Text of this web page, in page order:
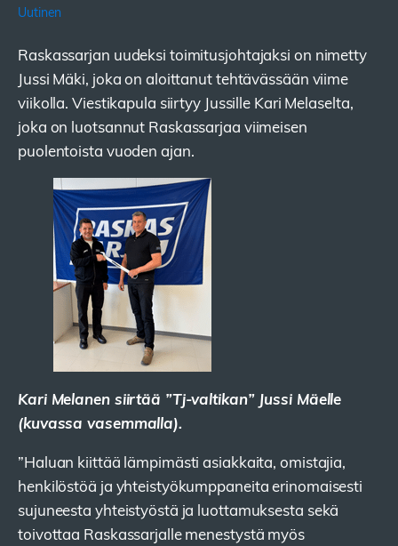
Uutinen
Raskassarjan uudeksi toimitusjohtajaksi on nimetty
Jussi Mäki, joka on aloittanut tehtävässään viime
viikolla. Viestikapula siirtyy Jussille Kari Melaselta,
joka on luotsannut Raskassarjaa viimeisen
puolentoista vuoden ajan.
Kari Melanen siirtää ”Tj-valtikan” Jussi Mäelle
(kuvassa vasemmalla).
”Haluan kiittää lämpimästi asiakkaita, omistajia,
henkilöstöä ja yhteistyökumppaneita erinomaisesti
sujuneesta yhteistyöstä ja luottamuksesta sekä
toivottaa Raskassarjalle menestystä myös